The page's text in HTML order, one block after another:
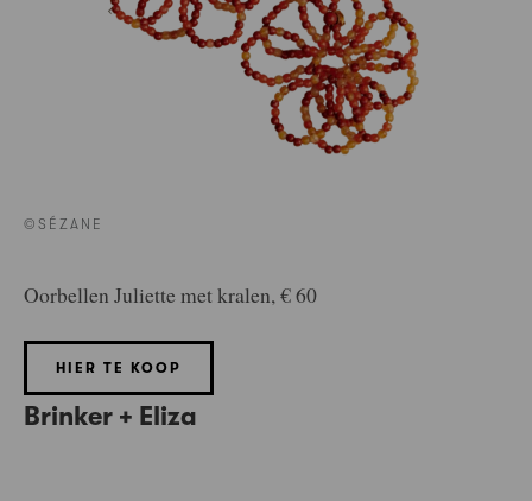
©SÉZANE
Oorbellen Juliette met kralen, € 60
HIER TE KOOP
Brinker + Eliza